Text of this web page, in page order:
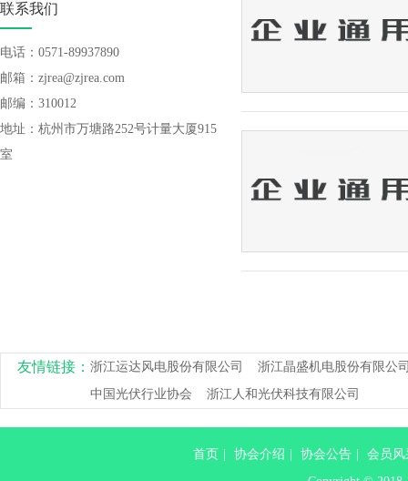
联系我们
电话：0571-89937890
邮箱：zjrea@zjrea.com
邮编：310012
地址：杭州市万塘路252号计量大厦915
室
友情链接： 浙江运达风电股份有限公司
浙江晶盛机电股份有限公
中国光伏行业协会
浙江人和光伏科技有限公司
首页 协会介绍 协会公告
会员风